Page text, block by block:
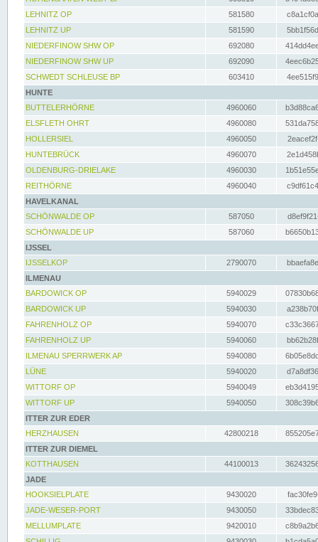
LEHNITZ OP
581580
LEHNITZ UP
581590
NIEDERFINOW SHW OP
692080
NIEDERFINOW SHW UP
692090
SCHWEDT SCHLEUSE BP
603410
HUNTE
BUTTELERHÖRNE
4960060
ELSFLETH OHRT
4960080
HOLLERSIEL
4960050
HUNTEBRÜCK
4960070
OLDENBURG-DRIELAKE
4960030
REITHÖRNE
4960040
HAVELKANAL
SCHÖNWALDE OP
587050
SCHÖNWALDE UP
587060
IJSSEL
IJSSELKOP
2790070
ILMENAU
BARDOWICK OP
5940029
BARDOWICK UP
5940030
FAHRENHOLZ OP
5940070
FAHRENHOLZ UP
5940060
ILMENAU SPERRWERK AP
5940080
LÜNE
5940020
WITTORF OP
5940049
WITTORF UP
5940050
ITTER ZUR EDER
HERZHAUSEN
42800218
ITTER ZUR DIEMEL
KOTTHAUSEN
44100013
JADE
HOOKSIELPLATE
9430020
JADE-WESER-PORT
9430050
MELLUMPLATE
9420010